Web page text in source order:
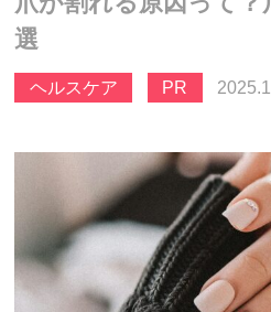
選
ヘルスケア PR